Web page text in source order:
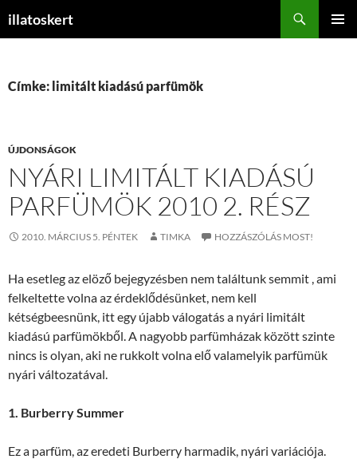
illatoskert
Címke: limitált kiadású parfümök
ÚJDONSÁGOK
NYÁRI LIMITÁLT KIADÁSÚ
PARFÜMÖK 2010 2. RÉSZ
2010. MÁRCIUS 5. PÉNTEK TIMKA HOZZÁSZÓLÁS MOST!
Ha esetleg az elöző bejegyzésben nem találtunk semmit , ami
felkeltette volna az érdeklődésünket, nem kell
kétségbeesnünk, itt egy újabb válogatás a nyári limitált
kiadású parfümökből. A nagyobb parfümházak között szinte
nincs is olyan, aki ne rukkolt volna elő valamelyik parfümük
nyári változatával.
1. Burberry Summer
Ez a parfüm, az eredeti Burberry harmadik, nyári variációja.